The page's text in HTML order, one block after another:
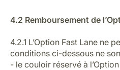
4.2 Remboursement de
4.2.1 L’Option Fast Lane ne
conditions ci-dessous ne
- le couloir réservé à l’Option